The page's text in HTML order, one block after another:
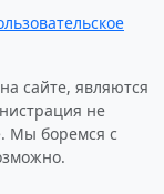
сайте, являются
не
Мы боремся с